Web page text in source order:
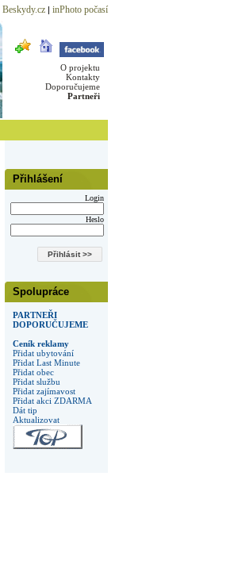
Beskydy.cz| inPhoto počasí
O projektu
Kontakty
Doporučujeme
Partneři
Přihlášení
Login
Heslo
Spolupráce
PARTNEŘI
DOPORUČUJEME
Ceník reklamy
Přidat ubytování
Přidat Last Minute
Přidat obec
Přidat službu
Přidat zajímavost
Přidat akci ZDARMA
Dát tip
Aktualizovat